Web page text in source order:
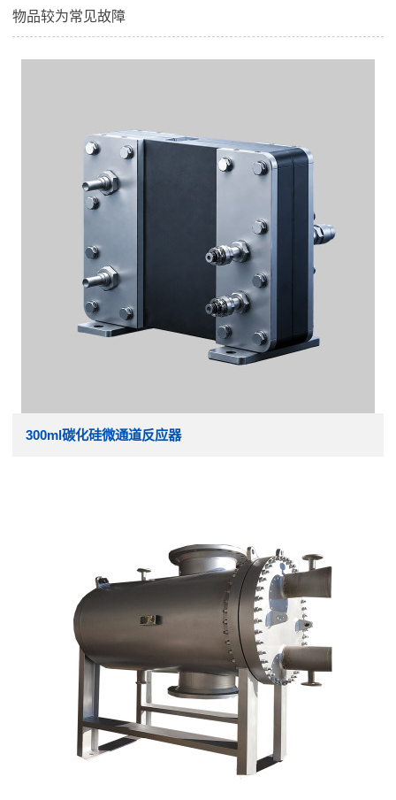
物品较为常见故障
300ml碳化硅微通道反应器